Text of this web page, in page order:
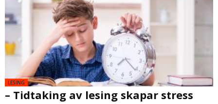
LESING
– Tidtaking av lesing skapar stress